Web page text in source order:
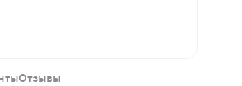
Отзывы